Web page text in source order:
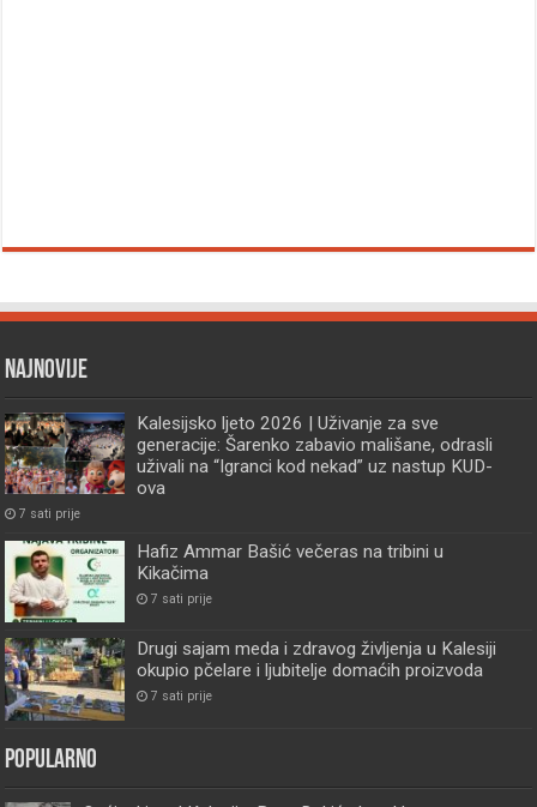
Najnovije
Kalesijsko ljeto 2026 | Uživanje za sve
generacije: Šarenko zabavio mališane, odrasli
uživali na “Igranci kod nekad” uz nastup KUD-
ova
7 sati prije
Hafiz Ammar Bašić večeras na tribini u
Kikačima
7 sati prije
Drugi sajam meda i zdravog življenja u Kalesiji
okupio pčelare i ljubitelje domaćih proizvoda
7 sati prije
Popularno